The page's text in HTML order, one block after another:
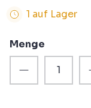
1 auf Lager
Menge